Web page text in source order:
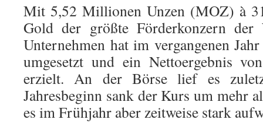
Mit 5,52 Millionen Unzen (MOZ) à
Gold der größte Förderkonzern der
Unternehmen hat im vergangenen
umgesetzt und ein Nettoergebnis
erzielt. An der Börse lief es
Jahresbeginn sank der Kurs um mehr
es im Frühjahr aber zeitweise stark